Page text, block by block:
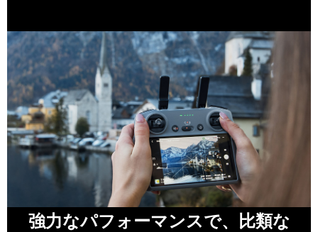
強力なパフォーマンスで、比類な